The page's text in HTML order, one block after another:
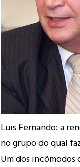
Luis Fernando: a
no grupo do qual
Um dos incômodos